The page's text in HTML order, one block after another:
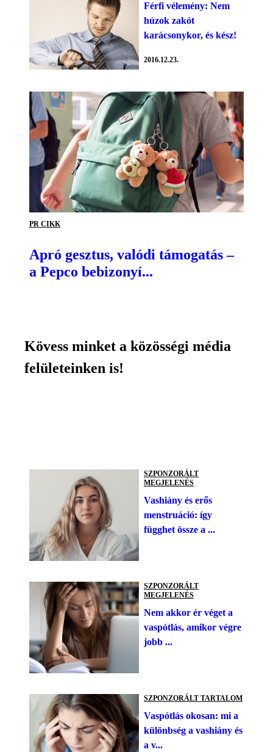
Férfi vélemény: Nem
húzok zakót
karácsonykor, és kész!
2016.12.23.
PR CIKK
Apró gesztus, valódi támogatás –
a Pepco bebizonyí...
Kövess minket a közösségi média
felületeinken is!
SZPONZORÁLT
MEGJELENÉS
Vashiány és erős
menstruáció: így
függhet össze a ...
SZPONZORÁLT
MEGJELENÉS
Nem akkor ér véget a
vaspótlás, amikor végre
jobb ...
SZPONZORÁLT TARTALOM
Vaspótlás okosan: mi a
különbség a vashiány és
a v...